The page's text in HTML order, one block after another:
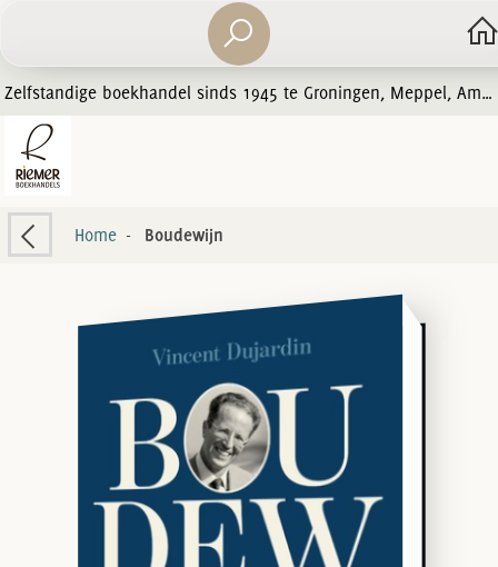
Zelfstandige boekhandel sinds 1945 te Groningen, Meppel, Amersfoort en Zwolle
Home- Boudewijn